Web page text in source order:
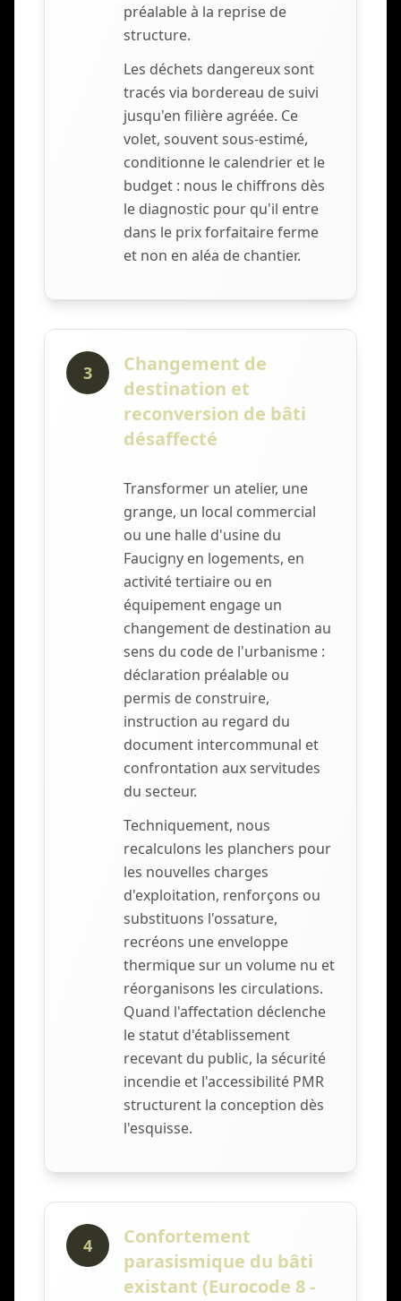
préalable à la reprise de
structure.
Les déchets dangereux sont
tracés via bordereau de suivi
jusqu'en filière agréée. Ce
volet, souvent sous-estimé,
conditionne le calendrier et le
budget : nous le chiffrons dès
le diagnostic pour qu'il entre
dans le prix forfaitaire ferme
et non en aléa de chantier.
3
Changement de
destination et
reconversion de bâti
désaffecté
Transformer un atelier, une
grange, un local commercial
ou une halle d'usine du
Faucigny en logements, en
activité tertiaire ou en
équipement engage un
changement de destination au
sens du code de l'urbanisme :
déclaration préalable ou
permis de construire,
instruction au regard du
document intercommunal et
confrontation aux servitudes
du secteur.
Techniquement, nous
recalculons les planchers pour
les nouvelles charges
d'exploitation, renforçons ou
substituons l'ossature,
recréons une enveloppe
thermique sur un volume nu et
réorganisons les circulations.
Quand l'affectation déclenche
le statut d'établissement
recevant du public, la sécurité
incendie et l'accessibilité PMR
structurent la conception dès
l'esquisse.
4
Confortement
parasismique du bâti
existant (Eurocode 8 -